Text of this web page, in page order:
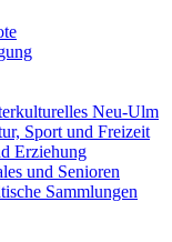
Neu-Ulm
Sport und Freizeit
Erziehung
und Senioren
Sammlungen